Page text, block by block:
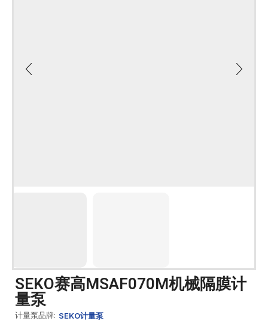
SEKO赛高MSAF070M机械隔膜计
量泵
计量泵品牌: SEKO计量泵